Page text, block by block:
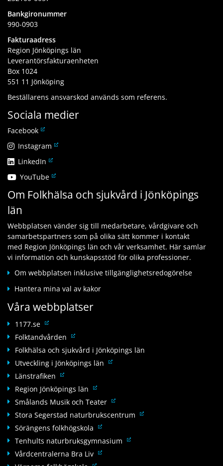
Bankgironummer
990-0903
Fakturaadress
Region Jönköpings län
Leverantörsfakturaenheten
Box 1024
551 11 Jönköping
Beställarens ansvarskod används som referens.
Sociala medier
FacebookL
n
k
i
l
n
n
a
n
e
b
p
a
t
s
Instagram L
ä
k
i
a
n
n
a
n
e
b
b
l
t
s
LinkedIn L
n
k
l
l
a
n
a
n
e
p
a
s
YouTubeL
n
i
l
l
a
n
a
w
b
p
l
a
t
Om Folkhälsa och sjukvård i Jönköpings
län
Webbplatsen vänder sig till medarbetare, vårdgivare och
samarbetspartners som på olika sätt kommer i kontakt
med Region Jönköpings län och vår verksamhet. Här samlar
vi information och kunskapsstöd för olika professioner.
Om webbplatsen inklusive tillgänglighetsredogörelse
Hantera mina val av kakor
Våra webbplatser
1177.se L
ä
k
t
i
l
a
n
n
a
w
Folktandvården L
ä
k
i
l
a
n
n
a
Folkhälsa och sjukvård i Jönköpings län
Utveckling i Jönköpings län L
t
i
a
Länstrafiken L
ä
n
k
t
i
l
a
Region Jönköpings län L
ä
k
t
i
l
Smålands Musik och Teater L
ä
t
Stora Segerstad naturbrukscentrum L
Sörängens folkhögskola L
ä
Tenhults naturbruksgymnasium L
Vårdcentralerna Bra Liv L
ä